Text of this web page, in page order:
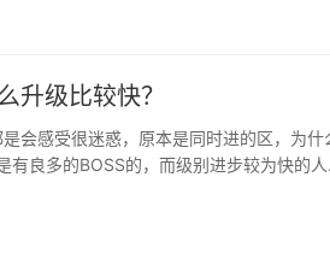
升级比较快？
会感受很迷惑，原本是同时进的区，为什
有良多的BOSS的，而级别进步较为快的